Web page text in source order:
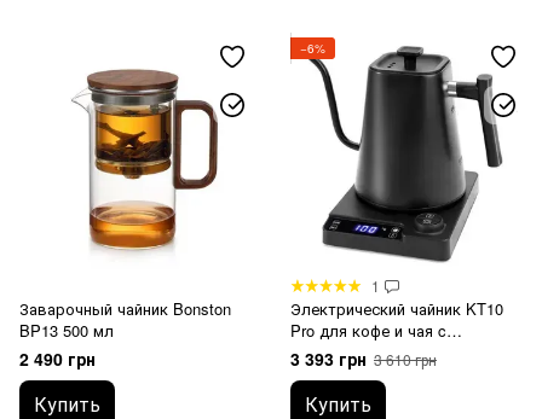
Заварочный чайник Bonston
BP13 500 мл
2 490 грн
Купить
−6%
1
Электрический чайник KT10
Pro для кофе и чая c
регулировкой температуры
Черный
3 393 грн 3 610 грн
Купить